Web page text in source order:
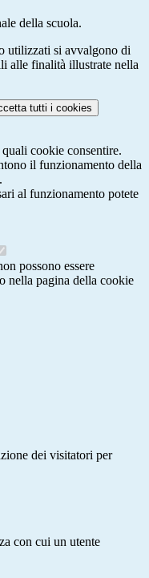
della scuola.
utilizzati si avvalgono di
alle finalità illustrate nella
tutti i cookies
cookie consentire.
il funzionamento della
al funzionamento potete
possono essere
nella pagina della cookie
dei visitatori per
con cui un utente